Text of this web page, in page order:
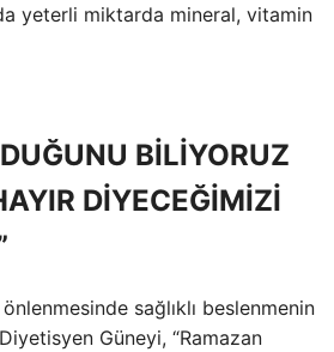
yeterli miktarda mineral, vitamin
BİLİYORUZ
DİYECEĞİMİZİ
sağlıklı beslenmenin
Güneyi, “Ramazan